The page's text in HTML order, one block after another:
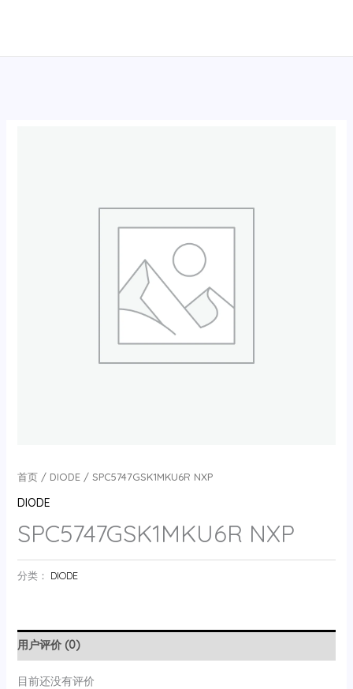
首页/ DIODE/ SPC5747GSK1MKU6R NXP
DIODE
SPC5747GSK1MKU6R NXP
分类： DIODE
用户评价 (0)
目前还没有评价